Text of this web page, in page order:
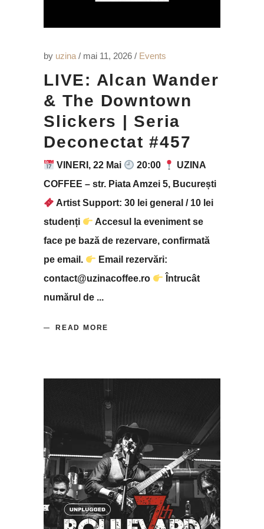
by uzina mai 11, 2026 Events
LIVE: Alcan Wander
& The Downtown
Slickers | Seria
Deconectat #457
VINERI, 22 Mai 20:00
UZINA
COFFEE – str. Piata Amzei 5, București
Artist Support: 30 lei general / 10 lei
studenți
Accesul la eveniment se
face pe bază de rezervare, confirmată
pe email.
Email rezervări:
contact@uzinacoffee.ro
Întrucât
numărul de
READ MORE